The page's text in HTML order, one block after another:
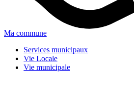
Ma commune
Services municipaux
Vie Locale
Vie municipale